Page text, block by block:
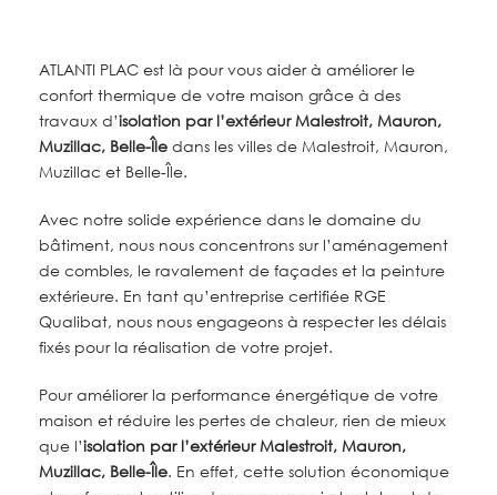
ATLANTI PLAC est là pour vous aider à améliorer le
confort thermique de votre maison grâce à des
travaux d’isolation par l’extérieur Malestroit, Mauron,
Muzillac, Belle-Île dans les villes de Malestroit, Mauron,
Muzillac et Belle-Île.
Avec notre solide expérience dans le domaine du
bâtiment, nous nous concentrons sur l’aménagement
de combles, le ravalement de façades et la peinture
extérieure. En tant qu’entreprise certifiée RGE
Qualibat, nous nous engageons à respecter les délais
fixés pour la réalisation de votre projet.
Pour améliorer la performance énergétique de votre
maison et réduire les pertes de chaleur, rien de mieux
que l’isolation par l’extérieur Malestroit, Mauron,
Muzillac, Belle-Île. En effet, cette solution économique